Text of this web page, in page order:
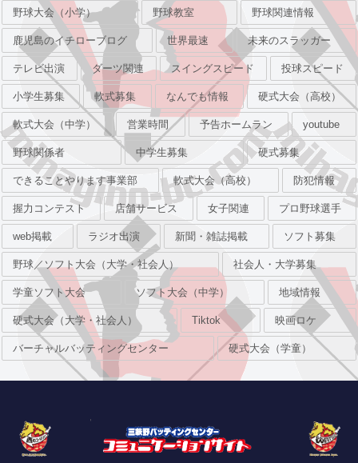
野球大会（小学） 野球教室 野球関連情報
鹿児島のイチローブログ 世界最速 未来のスラッガー
テレビ出演 ダーツ関連 スイングスピード 投球スピード
小学生募集 軟式募集 なんでも情報 硬式大会（高校）
軟式大会（中学） 営業時間 予告ホームラン youtube
野球関係者 中学生募集 硬式募集
できることやります事業部 軟式大会（高校） 防犯情報
握力コンテスト 店舗サービス 女子関連 プロ野球選手
web掲載 ラジオ出演 新聞・雑誌掲載 ソフト募集
野球／ソフト大会（大学・社会人） 社会人・大学募集
学童ソフト大会 ソフト大会（中学） 地域情報
硬式大会（大学・社会人） Tiktok 映画ロケ
バーチャルバッティングセンター 硬式大会（学童）